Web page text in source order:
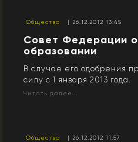
Общество | 26.12.2012 13:45
Совет Федерации
образовании
В случае его одобрения
силу с 1 января 2013 года.
Читать далее...
Общество | 26.12.2012 11:57